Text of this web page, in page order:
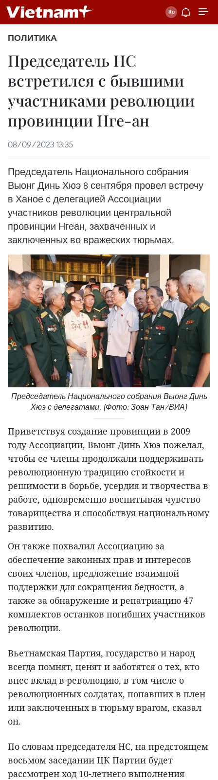
ПОЛИТИКА
Председатель НС
встретился с бывшими
участниками революции
провинции Нге-ан
08/09/2023 13:35
Председатель Национального собрания
Выонг Динь Хюэ 8 сентября провел встречу
в Ханое с делегацией Ассоциации
участников революции центральной
провинции Нгеан, захваченных и
заключенных во вражеских тюрьмах.
Председатель Национального собрания Выонг Динь
Хюэ с делегатами. (Фото: Зоан Тан/ВИА)
Приветствуя создание провинции в 2009
году Ассоциации, Выонг Динь Хюэ пожелал,
чтобы ее члены продолжали поддерживать
революционную традицию стойкости и
решимости в борьбе, усердия и творчества в
работе, одновременно воспитывая чувство
товарищества и способствуя национальному
развитию.
Он также похвалил Ассоциацию за
обеспечение законных прав и интересов
своих членов, предложение взаимной
поддержки для сокращения бедности, а
также за обнаружение и репатриацию 47
комплектов останков погибших участников
революции.
Вьетнамская Партия, государство и народ
всегда помнят, ценят и заботятся о тех, кто
внес вклад в революцию, в том числе о
революционных солдатах, попавших в плен
или заключенных в тюрьму врагом, сказал
он.
По словам председателя НС, на предстоящем
восьмом заседании ЦК Партии будет
рассмотрен ход 10-летнего выполнения